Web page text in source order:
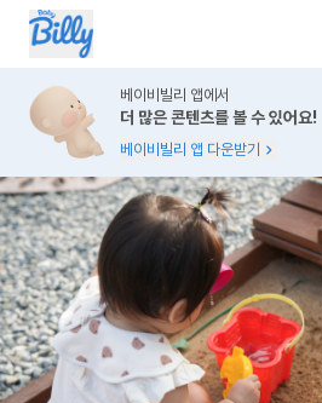
베이비빌리 앱에서
더 많은 콘텐츠를 볼 수 있어요!
베이비빌리 앱 다운받기